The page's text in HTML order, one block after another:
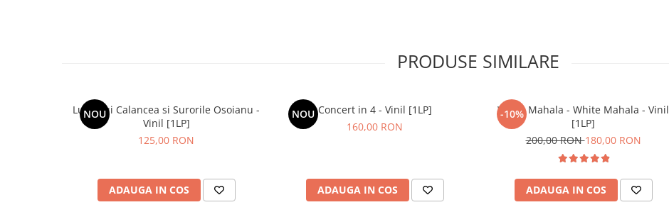
PRODUSE SIMILARE
NOU
Lupii Lui Calancea si Surorile Osoianu -
Vinil [1LP]
125,00 RON
ADAUGA IN COS
NOU Concert in 4 - Vinil [1LP]
160,00 RON
ADAUGA IN COS
-10%
White Mahala - White Mahala - Vinil
[1LP]
200,00 RON180,00 RON
ADAUGA IN COS